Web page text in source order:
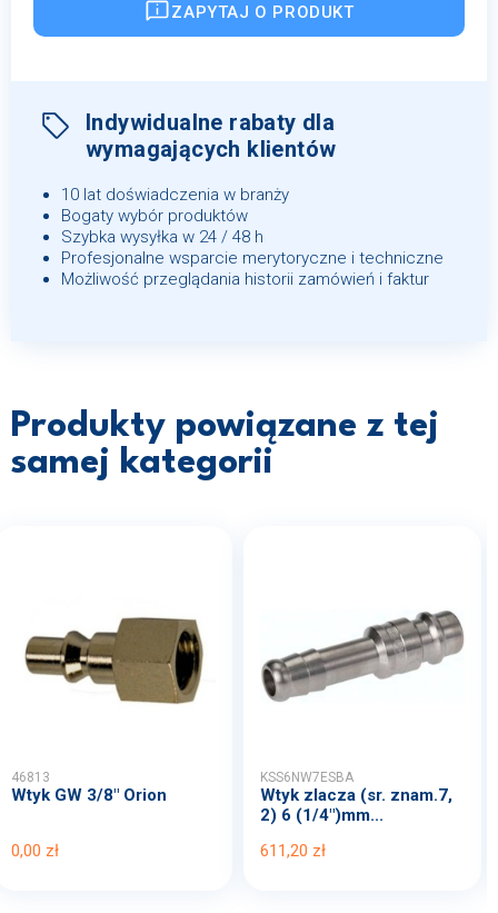
ZAPYTAJ O PRODUKT
Indywidualne rabaty dla
wymagających klientów
10 lat doświadczenia w branży
Bogaty wybór produktów
Szybka wysyłka w 24 / 48 h
Profesjonalne wsparcie merytoryczne i techniczne
Możliwość przeglądania historii zamówień i faktur
Produkty powiązane z tej
samej kategorii
46813
Wtyk GW 3/8" Orion
0,00 zł
KSS6NW7ESBA
Wtyk zlacza (sr. znam.7,
2) 6 (1/4")mm...
611,20 zł